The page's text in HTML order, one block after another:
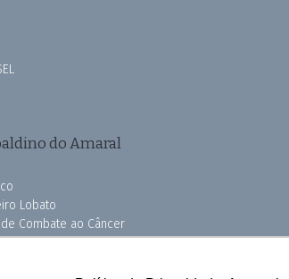
do Amaral
Lobato
Combate ao Câncer